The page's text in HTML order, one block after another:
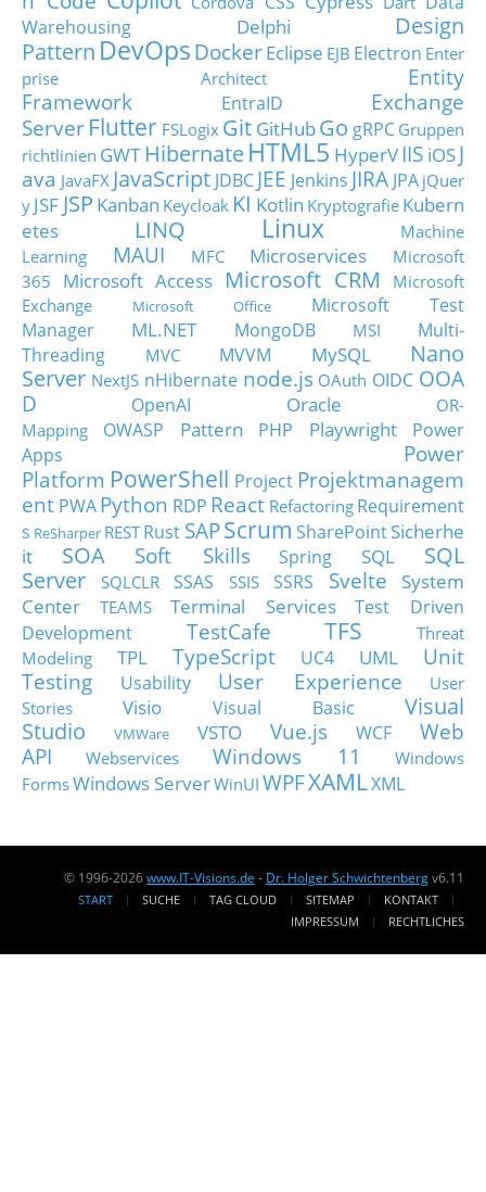
Warehousing
Delphi
Design
Pattern DevOps DockerEclipse EJB Electron Enter
prise Architect
Entity
Framework
EntraID
Exchange
Server Flutter FSLogix Git GitHubGo gRPC Gruppen
richtlinien GWT HibernateHTML5 HyperVIIS iOSJ
ava JavaFX JavaScript JDBC JEE Jenkins JIRA JPA jQuer
y JSF JSP Kanban Keycloak KI Kotlin Kryptografie Kubern
etes
LINQ Linux
Machine
Learning
MAUI MFC Microservices
Microsoft
365
Microsoft Access Microsoft CRM
Microsoft
Exchange
Microsoft Office
Microsoft Test
Manager
ML.NET MongoDB MSI
Multi-
Threading
MVC MVVM MySQL
Nano
Server NextJS nHibernate node.js OAuth OIDC OOA
D
OpenAI Oracle
OR-
Mapping
OWASP Pattern PHP Playwright
Power
Apps
Power
Platform PowerShell Project Projektmanagem
ent PWA Python RDP React Refactoring Requirement
s ReSharper RESTRust SAPScrum SharePointSicherhe
it
SOA Soft Skills Spring SQL
SQL
Server
SQLCLR SSAS SSIS SSRS Svelte
System
Center
TEAMS Terminal Services
Test Driven
Development
TestCafe TFS
Threat
Modeling
TPL TypeScript UC4 UML
Unit
Testing
Usability User Experience
User
Stories
Visio Visual Basic
Visual
Studio
VMWare VSTO Vue.js WCF
Web
API
Webservices Windows 11
Windows
FormsWindows ServerWinUI WPFXAMLXML
© 1996-2026www.IT-Visions.de - Dr. Holger Schwichtenbergv6.11
START SUCHE TAG CLOUD SITEMAP
KONTAKT
IMPRESSUM
RECHTLICHES